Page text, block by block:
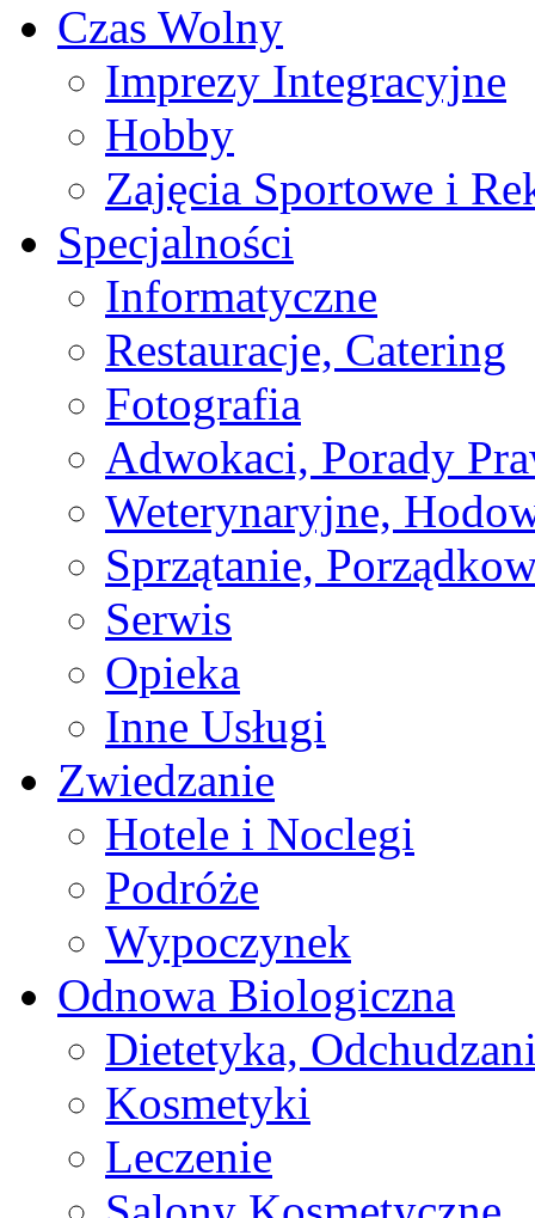
Czas Wolny
Imprezy Integracyjne
Hobby
Zajęcia Sportowe i
Specjalności
Informatyczne
Restauracje, Catering
Fotografia
Adwokaci, Porady
Weterynaryjne,
Sprzątanie,
Serwis
Opieka
Inne Usługi
Zwiedzanie
Hotele i Noclegi
Podróże
Wypoczynek
Odnowa Biologiczna
Dietetyka,
Kosmetyki
Leczenie